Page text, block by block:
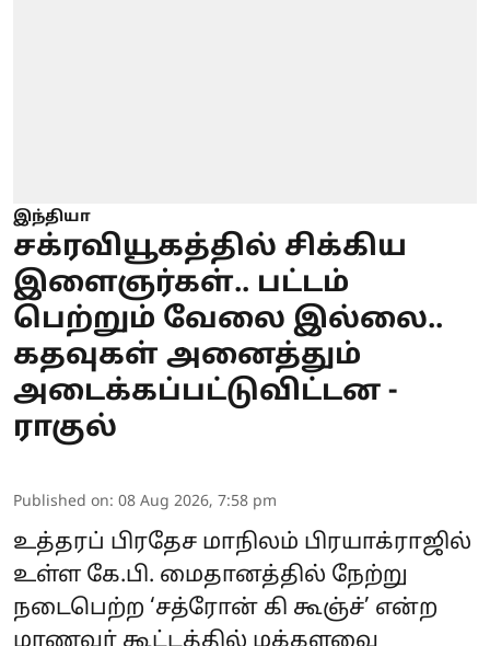
இந்தியா
சக்ரவியூகத்தில் சிக்கிய
இளைஞர்கள்.. பட்டம்
பெற்றும் வேலை இல்லை..
கதவுகள் அனைத்தும்
அடைக்கப்பட்டுவிட்டன -
ராகுல்
Published on: 08 Aug 2026, 7:58 pm
உத்தரப் பிரதேச மாநிலம் பிரயாக்ராஜில்
உள்ள கே.பி. மைதானத்தில் நேற்று
நடைபெற்ற ‘சத்ரோன் கி கூஞ்ச்’ என்ற